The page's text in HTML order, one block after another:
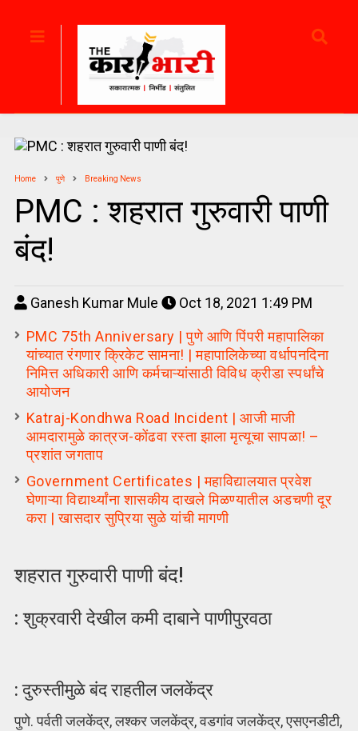
Home पुणे Breaking News
PMC : शहरात गुरुवारी पाणी
बंद!
Ganesh Kumar Mule
Oct 18, 2021 1:49 PM
PMC 75th Anniversary | पुणे आणि पिंपरी महापालिका
यांच्यात रंगणार क्रिकेट सामना! | महापालिकेच्या वर्धापनदिना
निमित्त अधिकारी आणि कर्मचाऱ्यांसाठी विविध क्रीडा स्पर्धांचे
आयोजन
Katraj-Kondhwa Road Incident | आजी माजी
आमदारामुळे कात्रज-कोंढवा रस्ता झाला मृत्यूचा सापळा! –
प्रशांत जगताप
Government Certificates | महाविद्यालयात प्रवेश
घेणाऱ्या विद्यार्थ्यांना शासकीय दाखले मिळण्यातील अडचणी दूर
करा | खासदार सुप्रिया सुळे यांची मागणी
शहरात गुरुवारी पाणी बंद!
: शुक्रवारी देखील कमी दाबाने पाणीपुरवठा
: दुरुस्तीमुळे बंद राहतील जलकेंद्र
पुणे. पर्वती जलकेंद्र, लश्कर जलकेंद्र, वडगांव जलकेंद्र, एसएनडीटी,